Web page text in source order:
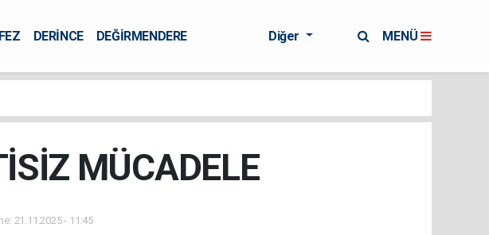
DERİNCE
DEĞİRMENDERE
Diğer MENÜ
MÜCADELE
21.11.2025 - 11:45